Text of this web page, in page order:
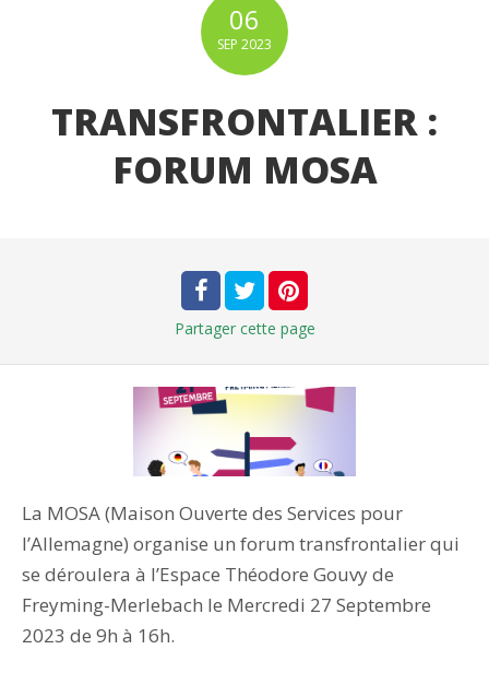
06
SEP 2023
TRANSFRONTALIER :
FORUM MOSA
Partager cette page
La MOSA (Maison Ouverte des Services pour
l’Allemagne) organise un forum transfrontalier qui
se déroulera à l’Espace Théodore Gouvy de
Freyming-Merlebach le Mercredi 27 Septembre
2023 de 9h à 16h.